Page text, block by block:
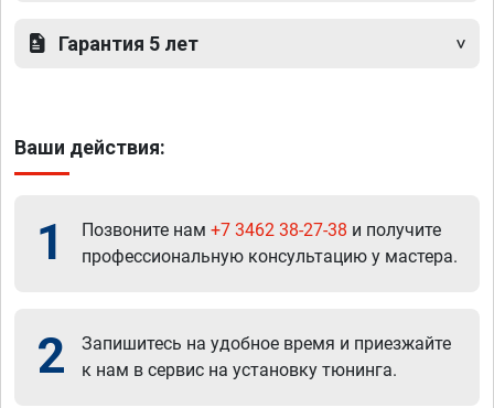
Гарантия 5 лет
Ваши действия:
1 Позвоните нам +7 3462 38-27-38 и получите
профессиональную консультацию у мастера.
2
Запишитесь на удобное время и приезжайте
к нам в сервис на установку тюнинга.